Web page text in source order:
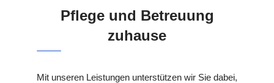
Pflege und Betreuung
zuhause
Mit unseren Leistungen unterstützen wir Sie dabei,